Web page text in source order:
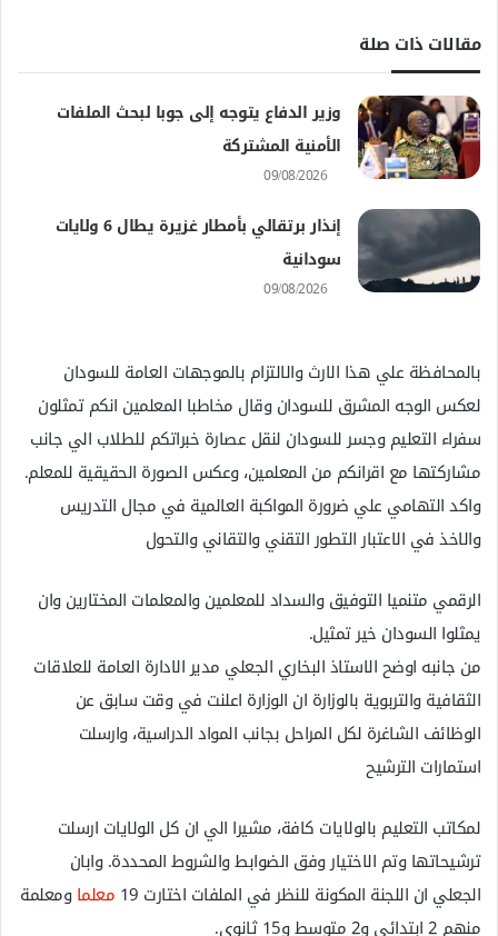
مقالات ذات صلة
وزير الدفاع يتوجه إلى جوبا لبحث الملفات
الأمنية المشتركة
09/08/2026
إنذار برتقالي بأمطار غزيرة يطال 6 ولايات
سودانية
09/08/2026
بالمحافظة علي هذا الارث والالتزام بالموجهات العامة للسودان
لعكس الوجه المشرق للسودان وقال مخاطبا المعلمين انكم تمثلون
سفراء التعليم وجسر للسودان لنقل عصارة خبراتكم للطلاب الي جانب
مشاركتها مع اقرانكم من المعلمين، وعكس الصورة الحقيقية للمعلم.
واكد التهامي علي ضرورة المواكبة العالمية في مجال التدريس
والاخذ في الاعتبار التطور التقني والتقاني والتحول
الرقمي متنميا التوفيق والسداد للمعلمين والمعلمات المختارين وان
يمثلوا السودان خير تمثيل.
من جانبه اوضح الاستاذ البخاري الجعلي مدير الادارة العامة للعلاقات
الثقافية والتربوية بالوزارة ان الوزارة اعلنت في وقت سابق عن
الوظائف الشاغرة لكل المراحل بجانب المواد الدراسية، وارسلت
استمارات الترشيح
لمكاتب التعليم بالولايات كافة، مشيرا الي ان كل الولايات ارسلت
ترشيحاتها وتم الاختيار وفق الضوابط والشروط المحددة. وابان
الجعلي ان اللجنة المكونة للنظر في الملفات اختارت 19
معلماومعلمة
منهم 2 ابتدائي و2 متوسط و15 ثانوي.